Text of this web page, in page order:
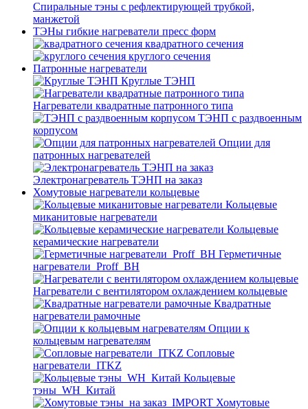
Спиральные тэны с рефлектирующей трубкой,
манжетой
ТЭНы гибкие нагреватели пресс форм
квадратного сечения
круглого сечения
Патронные нагреватели
Круглые ТЭНП
Нагреватели квадратные патронного типа
ТЭНП с раздвоенным
корпусом
Опции для
патронных нагревателей
Электронагреватель ТЭНП на заказ
Хомутовые нагреватели кольцевые
Кольцевые
миканитовые нагреватели
Кольцевые
керамические нагреватели
Герметичные
нагреватели_Proff_BH
Нагреватели с вентилятором охлаждением кольцевые
Квадратные
нагреватели рамочные
Опции к
кольцевым нагревателям
Cопловые
нагреватели_ITKZ
Кольцевые
тэны_WH_Китай
Хомутовые